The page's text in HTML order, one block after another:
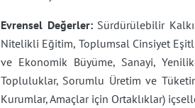
Evrensel Değerler:Sürdürülebilir
Nitelikli Eğitim, Toplumsal Cinsiyet
ve Ekonomik Büyüme, Sanayi,
Topluluklar, Sorumlu Üretim ve
Kurumlar, Amaçlar için Ortaklıklar)